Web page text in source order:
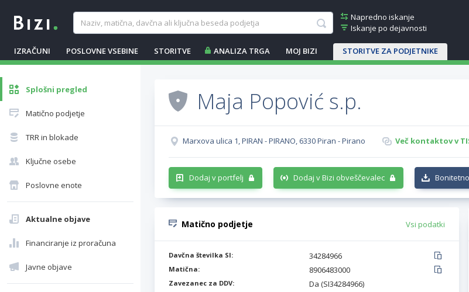
Napredno iskanje
Iskanje po dejavnosti
IZRAČUNI POSLOVNE VSEBINE STORITVE ANALIZA TRGA MOJ BIZI STORITVE ZA PODJETNIKE
Splošni pregled
Matično podjetje
TRR in blokade
Ključne osebe
Poslovne enote
Aktualne objave
Financiranje iz proračuna
Javne objave
Maja Popović s.p.
Marxova ulica 1, PIRAN - PIRANO, 6330 Piran - Pirano Več kontaktov v
Dodaj v portfelj Dodaj v Bizi obveščevalec
Matično podjetje Vsi podatki
Davčna številka SI: 34284966
Matična: 8906483000
Zavezanec za DDV: Da (SI34284966)